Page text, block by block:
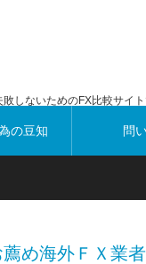
しないためのFX比較サイト
の豆知 問
め海外ＦＸ業